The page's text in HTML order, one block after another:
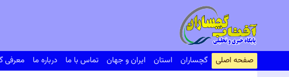
صفحه اصلی گچساران استان ایران و جهان تماس با ما درباره ما معرفی